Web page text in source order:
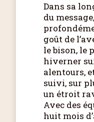
Dans sa
du
goût de
le bison, le
hiverner
alentours,
suivi, sur
un étroit
Avec des
huit mois